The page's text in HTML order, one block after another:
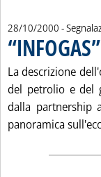
28/10/2000 -
La descrizione
del petrolio e del
dalla partnership
panoramica